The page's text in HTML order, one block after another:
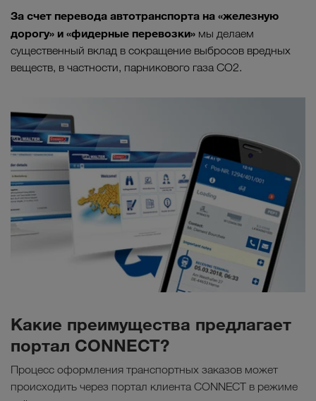
За счет перевода автотранспорта на «железную
дорогу» и «фидерные перевозки» мы делаем
существенный вклад в сокращение выбросов вредных
веществ, в частности, парникового газа СО2.
Какие преимущества предлагает
портал CONNECT?
Процесс оформления транспортных заказов может
происходить через портал клиента CONNECT в режиме